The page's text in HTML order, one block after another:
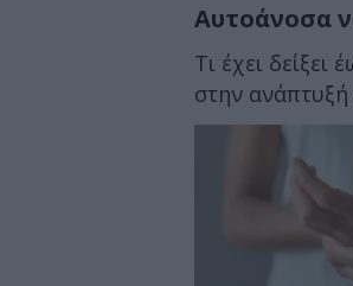
Αυτοάνοσα
Τι έχει δείξει
στην ανάπτυξή